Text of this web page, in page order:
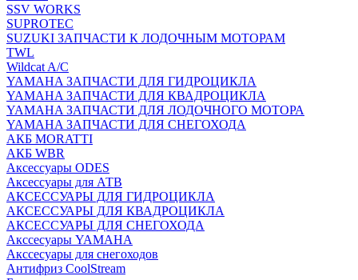
SSV WORKS
SUPROTEC
SUZUKI ЗАПЧАСТИ К ЛОДОЧНЫМ МОТОРАМ
TWL
Wildcat A/C
YAMAHA ЗАПЧАСТИ ДЛЯ ГИДРОЦИКЛА
YAMAHA ЗАПЧАСТИ ДЛЯ КВАДРОЦИКЛА
YAMAHA ЗАПЧАСТИ ДЛЯ ЛОДОЧНОГО МОТОРА
YAMAHA ЗАПЧАСТИ ДЛЯ СНЕГОХОДА
АКБ MORATTI
АКБ WBR
Аксессуары ODES
Аксессуары для АТВ
АКСЕССУАРЫ ДЛЯ ГИДРОЦИКЛА
АКСЕССУАРЫ ДЛЯ КВАДРОЦИКЛА
АКСЕССУАРЫ ДЛЯ СНЕГОХОДА
Акссесуары YAMAHA
Акссесуары для снегоходов
Антифриз CoolStream